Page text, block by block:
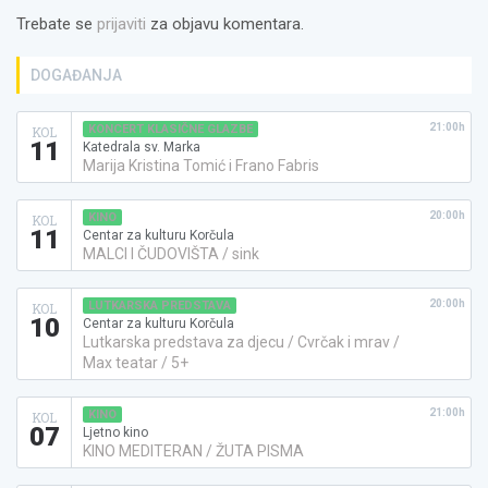
Trebate se prijaviti za objavu komentara.
DOGAĐANJA
KOL
11
KONCERT KLASIČNE GLAZBE
Katedrala sv. Marka
Marija Kristina Tomić i Frano Fabris
21:00h
KOL
11
KINO
Centar za kulturu Korčula
MALCI I ČUDOVIŠTA / sink
20:00h
KOL
10
LUTKARSKA PREDSTAVA
Centar za kulturu Korčula
Lutkarska predstava za djecu / Cvrčak i mrav /
Max teatar / 5+
20:00h
KOL
07
KINO
Ljetno kino
KINO MEDITERAN / ŽUTA PISMA
21:00h